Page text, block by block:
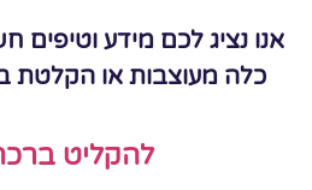
לכם מידע וטיפים חשובים
מעוצבות או הקלטת ברכת
להקליט ברכת כלה